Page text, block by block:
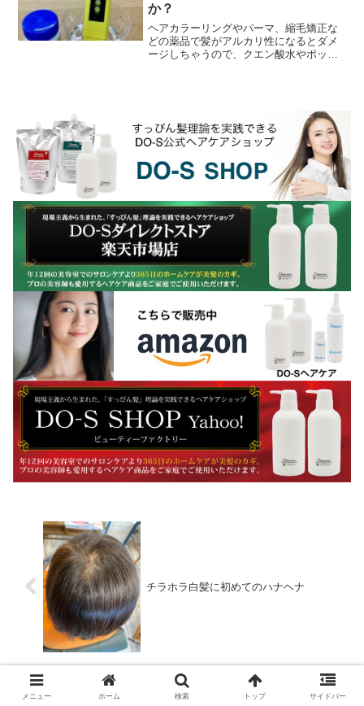
か？
ヘアカラーリングやパーマ、縮毛矯正な
どの薬品で髪がアルカリ性になるとダメ
ージしちゃうので、クエン酸水やポッカ
チラホラ白髪に初めてのハナヘナ
メニュー ホーム 検索 トップ サイドバー